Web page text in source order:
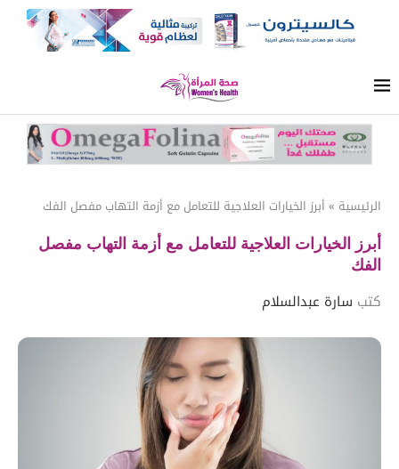
الرئيسية » أبرز الخيارات العلاجية للتعامل مع أزمة التهاب مفصل الفك
أبرز الخيارات العلاجية للتعامل مع أزمة التهاب مفصل
الفك
كتب سارة عبدالسلام